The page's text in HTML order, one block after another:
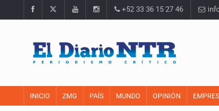
+52 33 36 15 27 46
INICIO ZMG PAÍS MUNDO OPINIÓN